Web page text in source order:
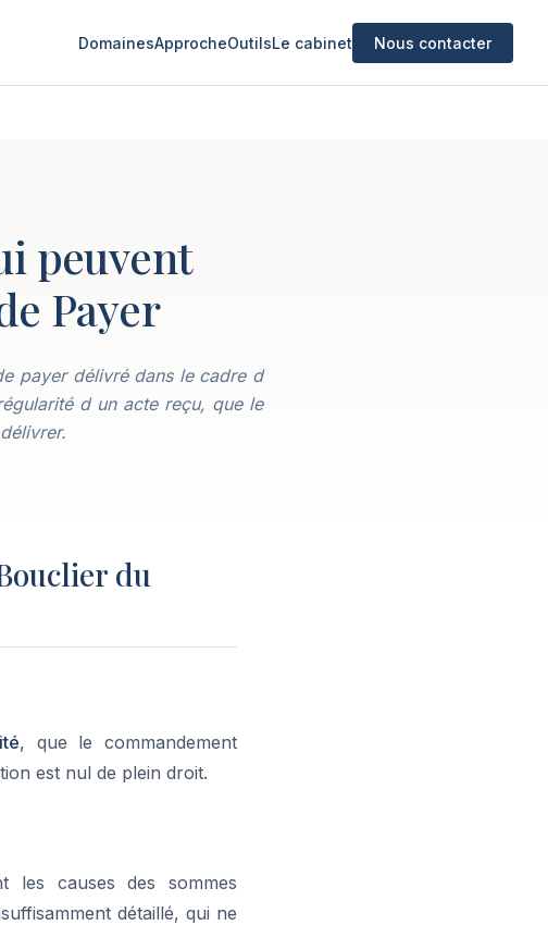
DomainesApprocheOutilsLe cabinet Nous contacter
peuvent
Payer
payer délivré dans le cadre d
d un acte reçu, que le
du
, que le commandement
est nul de plein droit.
les causes des sommes
détaillé, qui ne